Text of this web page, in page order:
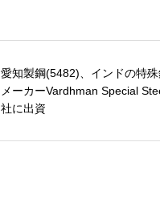
愛知製鋼(5482)、インドの特
メーカーVardhman Special
社に出資